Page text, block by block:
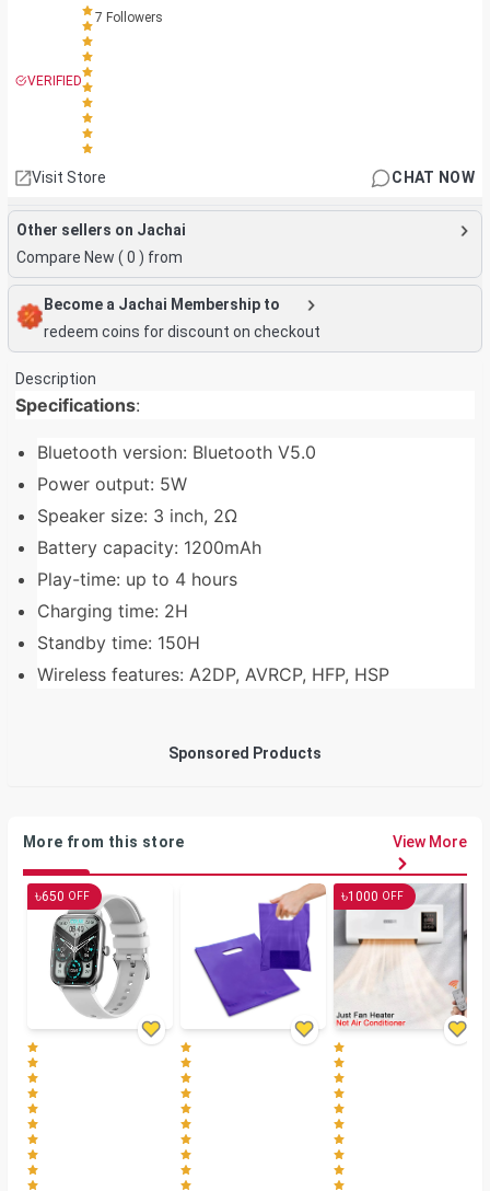
VERIFIED
7 Followers
Visit Store CHAT NOW
Other sellers on Jachai
Compare New ( 0 ) from
Become a Jachai Membership to
redeem coins for discount on checkout
Description
Specifications:
Bluetooth version: Bluetooth V5.0
Power output: 5W
Speaker size: 3 inch, 2Ω
Battery capacity: 1200mAh
Play-time: up to 4 hours
Charging time: 2H
Standby time: 150H
Wireless features: A2DP, AVRCP, HFP, HSP
Sponsored Products
More from this store View More
৳650 OFF ৳1000 OFF